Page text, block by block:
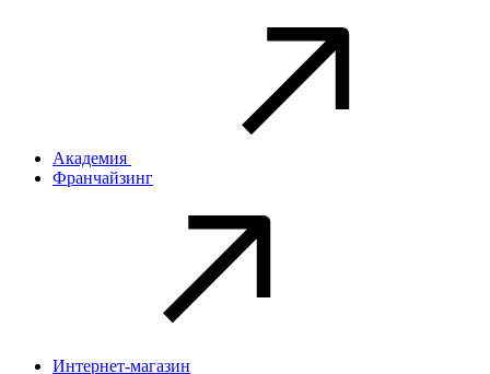
Академия
Франчайзинг
Интернет-магазин